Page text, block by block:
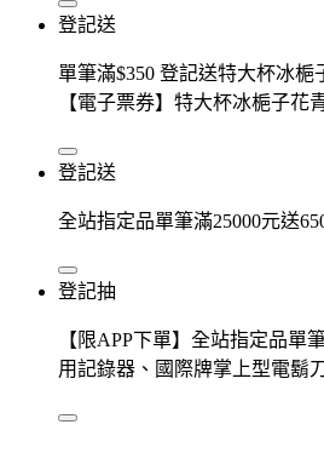
登記送
單筆滿$350 登記送特大杯冰梔
【電子票券】特大杯冰梔子花
登記送
全站指定品單筆滿25000元送
登記抽
【限APP下單】全站指定品單
用記錄器、國際牌掌上型電鬍